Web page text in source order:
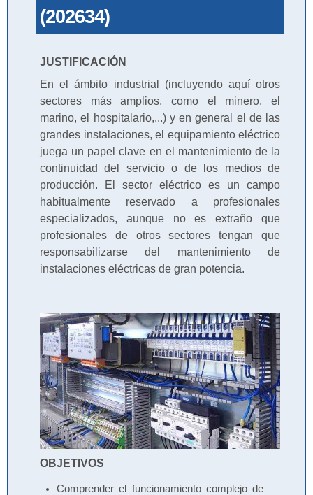
(202634)
JUSTIFICACIÓN
En el ámbito industrial (incluyendo aquí otros
sectores más amplios, como el minero, el
marino, el hospitalario,...) y en general el de las
grandes instalaciones, el equipamiento eléctrico
juega un papel clave en el mantenimiento de la
continuidad del servicio o de los medios de
producción. El sector eléctrico es un campo
habitualmente reservado a profesionales
especializados, aunque no es extraño que
profesionales de otros sectores tengan que
responsabilizarse del mantenimiento de
instalaciones eléctricas de gran potencia.
OBJETIVOS
Comprender el funcionamiento complejo de